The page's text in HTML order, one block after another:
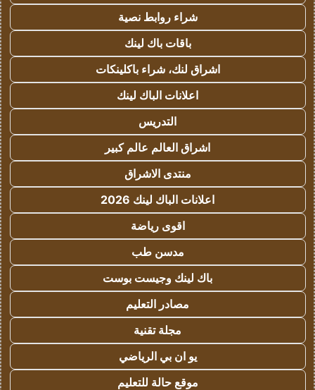
شراء روابط نصية
باقات باك لينك
اشراق لنك، شراء باكلينكات
اعلانات الباك لينك
التدريس
اشراق العالم عالم كبير
منتدى الاشراق
اعلانات الباك لينك 2026
اقوى رياضة
مدسن طب
باك لينك وجيست بوست
مصادر التعليم
مجلة تقنية
يو ان بي الرياضي
موقع حالة للتعليم